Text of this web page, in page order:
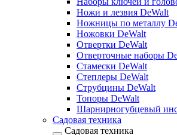
Ножи и лезвия DeWalt
Ножницы по металлу
Ножовки DeWalt
Отвертки DeWalt
Отверточные наборы
Стамески DeWalt
Степлеры DeWalt
Струбцины DeWalt
Топоры DeWalt
Шарнирногубцевый
Садовая техника
Садовая техника